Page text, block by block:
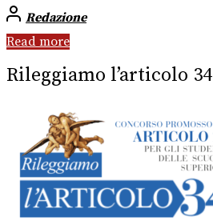
Redazione
Read more
Rileggiamo l’articolo 34